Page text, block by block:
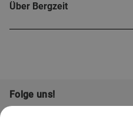
Über Bergzeit
Folge uns!